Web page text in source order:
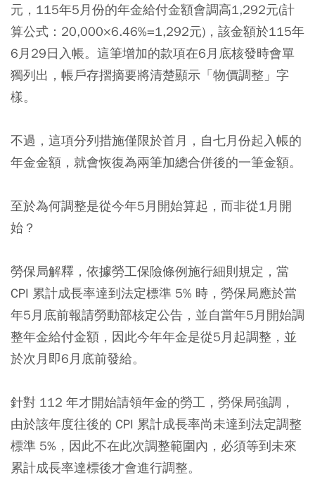
元，115年5月份的年金給付金額會調高1,292元(計
算公式：20,000×6.46%=1,292元)，該金額於115年
6月29日入帳。 這筆增加的款項在6月底核發時會單
獨列出，帳戶存摺摘要將清楚顯示「物價調整」字
樣。
不過，這項分列措施僅限於首月，自七月份起入帳的
年金金額，就會恢復為兩筆加總合併後的一筆金額。
至於為何調整是從今年5月開始算起，而非從1月開
始？
勞保局解釋，依據勞工保險條例施行細則規定，當
CPI 累計成長率達到法定標準 5% 時，勞保局應於當
年5月底前報請勞動部核定公告，並自當年5月開始調
整年金給付金額，因此今年年金是從5月起調整，並
於次月即6月底前發給。
針對 112 年才開始請領年金的勞工，勞保局強調，
由於該年度往後的 CPI 累計成長率尚未達到法定調整
標準 5%，因此不在此次調整範圍內，必須等到未來
累計成長率達標後才會進行調整。